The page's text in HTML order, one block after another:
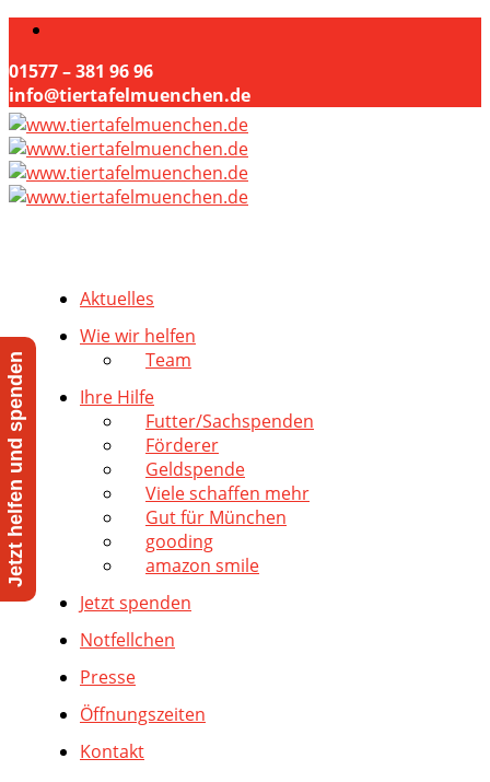
01577 – 381 96 96
info@tiertafelmuenchen.de
Aktuelles
Wie wir helfen
Team
Ihre Hilfe
Futter/Sachspenden
Förderer
Geldspende
Viele schaffen mehr
Gut für München
gooding
amazon smile
Jetzt spenden
Notfellchen
Presse
Öffnungszeiten
Kontakt
Jetzt helfen und spenden